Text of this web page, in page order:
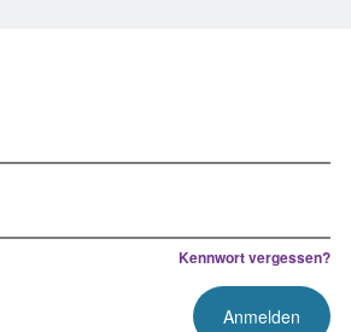
Kennwort vergessen?